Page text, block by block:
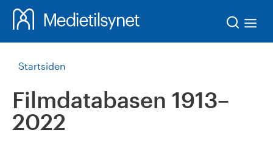
Startsiden
Filmdatabasen 1913–
2022